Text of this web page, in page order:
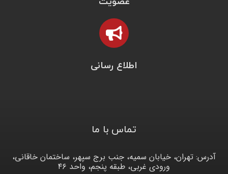
اطلاع رسانی
تماس با ما
آدرس: تهران، خیابان سمیه، جنب برج سپهر، ساختمان خاقانی،
ورودی غربی، طبقه پنجم، واحد ۴۶